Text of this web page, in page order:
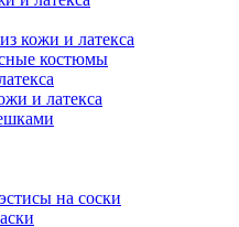
кожи и латекса
костюмы
и латекса
на соски